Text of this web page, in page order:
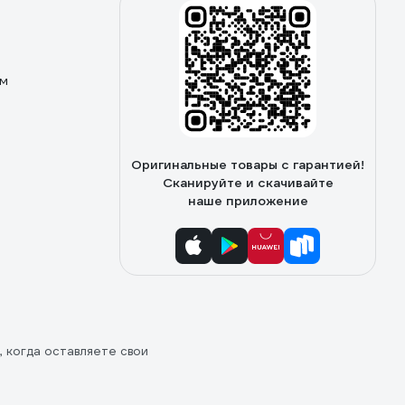
Оригинальные товары с гарантией!
Сканируйте и скачивайте
наше приложение
когда оставляете свои